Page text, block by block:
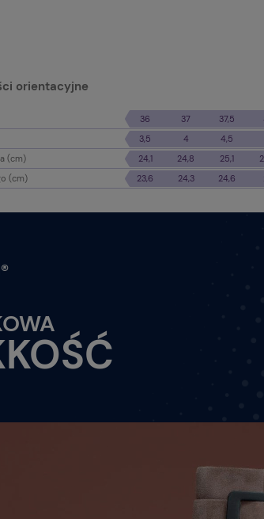
20-
Baleriny białe ażurowe Alisa
[22101-20-102]
orientacyjne
36 37 37,5
3,5 4 4,5
(cm)
24,1 24,8 25,1
(cm)
23,6 24,3 24,6